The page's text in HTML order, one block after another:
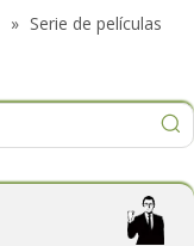
» Serie de películas